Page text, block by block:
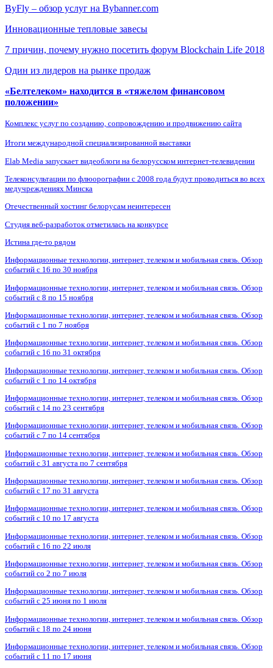
ByFly – обзор услуг на Bybanner.com
Инновационные тепловые завесы
7 причин, почему нужно посетить форум Blockchain Life 2018
Один из лидеров на рынке продаж
«Белтелеком» находится в «тяжелом финансовом
положении»
Комплекс услуг по созданию, сопровождению и продвижению сайта
Итоги международной специализированной выставки
Elab Media запускает видеоблоги на белорусском интернет-телевидении
Телеконсультации по флюорографии с 2008 года будут проводиться во всех
медучреждениях Минска
Отечественный хостинг белорусам неинтересен
Студия веб-разработок отметилась на конкурсе
Истина где-то рядом
Информационные технологии, интернет, телеком и мобильная связь. Обзор
событий с 16 по 30 ноября
Информационные технологии, интернет, телеком и мобильная связь. Обзор
событий с 8 по 15 ноября
Информационные технологии, интернет, телеком и мобильная связь. Обзор
событий с 1 по 7 ноября
Информационные технологии, интернет, телеком и мобильная связь. Обзор
событий с 16 по 31 октября
Информационные технологии, интернет, телеком и мобильная связь. Обзор
событий с 1 по 14 октября
Информационные технологии, интернет, телеком и мобильная связь. Обзор
событий с 14 по 23 сентября
Информационные технологии, интернет, телеком и мобильная связь. Обзор
событий с 7 по 14 сентября
Информационные технологии, интернет, телеком и мобильная связь. Обзор
событий с 31 августа по 7 сентября
Информационные технологии, интернет, телеком и мобильная связь. Обзор
событий с 17 по 31 августа
Информационные технологии, интернет, телеком и мобильная связь. Обзор
событий с 10 по 17 августа
Информационные технологии, интернет, телеком и мобильная связь. Обзор
событий с 16 по 22 июля
Информационные технологии, интернет, телеком и мобильная связь. Обзор
событий со 2 по 7 июля
Информационные технологии, интернет, телеком и мобильная связь. Обзор
событий с 25 июня по 1 июля
Информационные технологии, интернет, телеком и мобильная связь. Обзор
событий с 18 по 24 июня
Информационные технологии, интернет, телеком и мобильная связь. Обзор
событий с 11 по 17 июня